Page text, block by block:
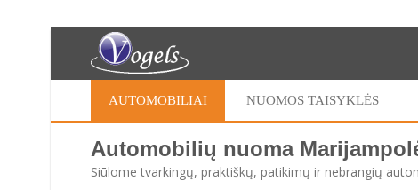
AUTOMOBILIAI NUOMOS TAISYKLĖS
Automobilių nuoma
Siūlome tvarkingų, praktiškų, patikimų ir nebrangių